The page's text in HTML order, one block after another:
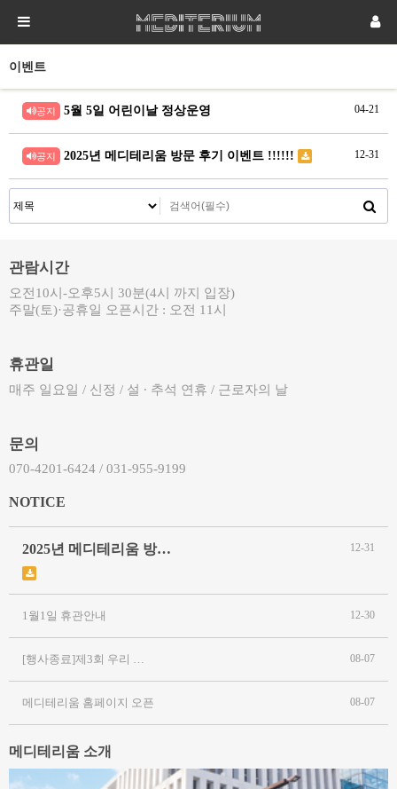
이벤트
공지 5월 5일 어린이날 정상운영 04-21
공지 2025년 메디테리움 방문 후기 이벤트 !!!!!! 12-31
관람시간
오전10시-오후5시 30분(4시 까지 입장)
주말(토)·공휴일 오픈시간 : 오전 11시
휴관일
매주 일요일 / 신정 / 설 ∙ 추석 연휴 / 근로자의 날
문의
070-4201-6424 / 031-955-9199
NOTICE
2025년 메디테리움 방… 12-31
1월1일 휴관안내 12-30
[행사종료]제3회 우리 … 08-07
메디테리움 홈페이지 오픈 08-07
메디테리움 소개